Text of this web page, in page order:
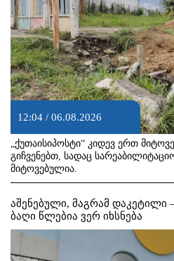
12:04 / 06.08.2026
„ქუთაისიპოსტი“ კიდევ ერთ
გიჩვენებთ, სადაც
მიტოვებულია.
აშენებული, მაგრამ დაკეტილი
ბაღი წლებია ვერ იხსნება